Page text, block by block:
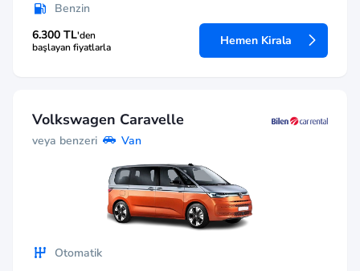
Benzin
6.300 TL'den
başlayan fiyatlarla
Hemen Kirala
Volkswagen Caravelle
veya benzeri Van
Otomatik